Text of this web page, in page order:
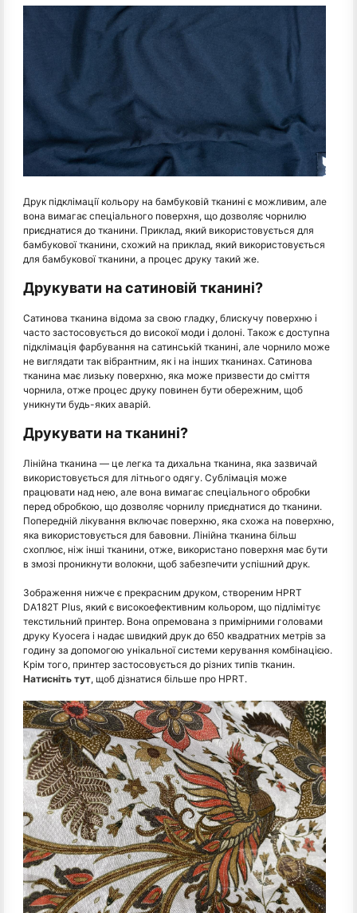
Друк підклімації кольору на бамбуковій тканині є можливим, але
вона вимагає спеціального поверхня, що дозволяє чорнилю
приєднатися до тканини. Приклад, який використовується для
бамбукової тканини, схожий на приклад, який використовується
для бамбукової тканини, а процес друку такий же.
Друкувати на сатиновій тканині?
Сатинова тканина відома за свою гладку, блискучу поверхню і
часто застосовується до високої моди і долоні. Також є доступна
підклімація фарбування на сатинській тканині, але чорнило може
не виглядати так вібрантним, як і на інших тканинах. Сатинова
тканина має лизьку поверхню, яка може призвести до сміття
чорнила, отже процес друку повинен бути обережним, щоб
уникнути будь-яких аварій.
Друкувати на тканині?
Лінійна тканина — це легка та дихальна тканина, яка зазвичай
використовується для літнього одягу. Сублімація може
працювати над нею, але вона вимагає спеціального обробки
перед обробкою, що дозволяє чорнилу приєднатися до тканини.
Попередній лікування включає поверхню, яка схожа на поверхню,
яка використовується для бавовни. Лінійна тканина більш
схоплює, ніж інші тканини, отже, використано поверхня має бути
в змозі проникнути волокни, щоб забезпечити успішний друк.
Зображення нижче є прекрасним друком, створеним HPRT
DA182T Plus, який є високоефективним кольором, що підлімітує
текстильний принтер. Вона опремована з примірними головами
друку Kyocera і надає швидкий друк до 650 квадратних метрів за
годину за допомогою унікальної системи керування комбінацією.
Крім того, принтер застосовується до різних типів тканин.
Натисніть тут, щоб дізнатися більше про HPRT.